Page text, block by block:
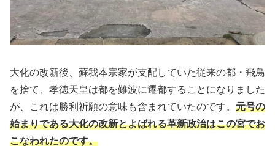
大化の改新後、蘇我本宗家が支配していた従来の都・飛鳥
を捨て、孝徳天皇は都を難波に遷都することになりました
が、これは勝利祈願の意味も含まれていたのです。 元号の
始まりである大化の改新とよばれる革新政治はこの宮でお
こなわれたのです。